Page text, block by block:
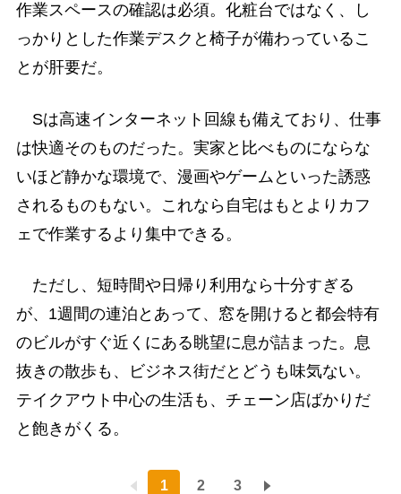
作業スペースの確認は必須。化粧台ではなく、し
っかりとした作業デスクと椅子が備わっているこ
とが肝要だ。
Sは高速インターネット回線も備えており、仕事
は快適そのものだった。実家と比べものにならな
いほど静かな環境で、漫画やゲームといった誘惑
されるものもない。これなら自宅はもとよりカフ
ェで作業するより集中できる。
ただし、短時間や日帰り利用なら十分すぎる
が、1週間の連泊とあって、窓を開けると都会特有
のビルがすぐ近くにある眺望に息が詰まった。息
抜きの散歩も、ビジネス街だとどうも味気ない。
テイクアウト中心の生活も、チェーン店ばかりだ
と飽きがくる。
1 2 3